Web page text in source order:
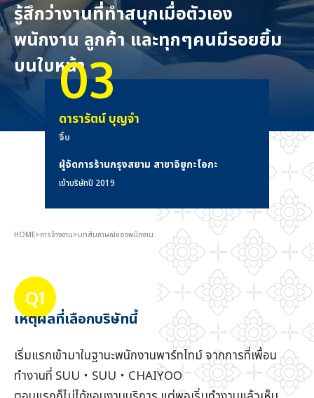
Language
English Japanese Thai
รู้สึกว่างานที่ทำสนุกเมื่อตัวเอง
พนักงาน ลูกค้า และทุกๆคนมีรอยยิ้ม
บนใบหน้า03
ดารารัตน์ บุญจำ
จิ๊บ
ผู้จัดการร้านกรุงสยาม สาขาจิยูกะโอกะ
เข้าบริษัทปี 2019
HOME>การจ้างงาน>บทสัมภาษณ์ของพนักงาน
Q1
เหตุผลที่เลือกบริษัทนี้
เริ่มแรกเข้ามาในฐานะพนักงานพาร์ทไทม์ จากการที่เพื่อน
ทำงานที่ SUU・SUU・CHAIYOO